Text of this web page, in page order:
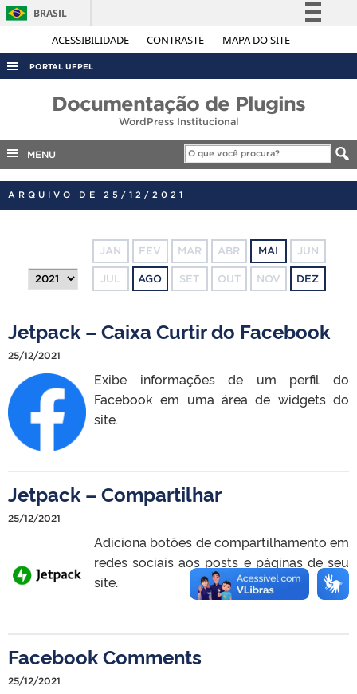
ACESSIBILIDADE CONTRASTE MAPA DO SITE
BRASIL
Simplifique!
Acesso à informação
Canais
PORTAL UFPEL
PORTARIAS
Documentação de Plugins
WordPress Institucional
MENU
ARQUIVO DE 25/12/2021
JAN FEV MAR ABR MAI JUN
JUL AGO SET OUT NOV DEZ
Jetpack – Caixa Curtir do Facebook
25/12/2021
Exibe informações de um perfil do
Facebook em uma área de widgets do
site.
Jetpack – Compartilhar
25/12/2021
Adiciona botões de compartilhamento em
redes sociais aos posts e páginas de seu
site.
Facebook Comments
25/12/2021